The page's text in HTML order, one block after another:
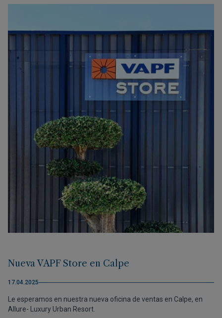
Nueva VAPF Store en Calpe
17.04.2025
Le esperamos en nuestra nueva oficina de ventas en Calpe, en
Allure- Luxury Urban Resort.